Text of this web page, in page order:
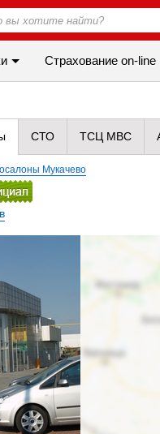
Cтрахование on-line
СТО ТСЦ МВС
Мукачево